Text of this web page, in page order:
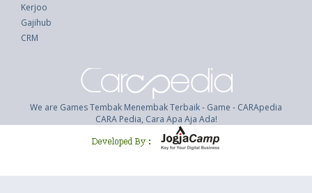
Kerjoo
Gajihub
CRM
We are Games Tembak Menembak Terbaik - Game - CARApedia
CARA Pedia, Cara Apa Aja Ada!